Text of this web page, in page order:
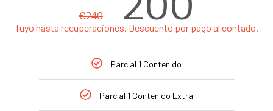
€240
Tuyo hasta recuperaciones. Descuento por pago al contado.
Parcial 1 Contenido
Parcial 1 Contenido Extra